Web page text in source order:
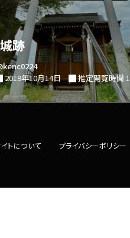
跡
2019年10月14日
推定閲覧時間
トについて プライバシーポリシー